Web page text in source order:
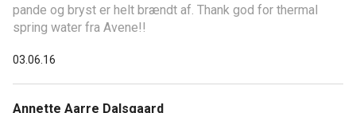
pande og bryst er helt brændt af. Thank god for thermal
spring water fra Avene!!
03.06.16
Annette Aarre Dalsgaard